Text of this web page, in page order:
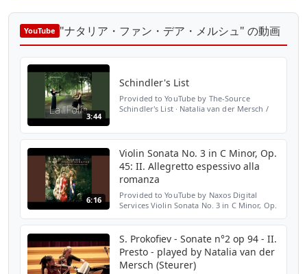
YouTube "ナタリア・ファン・デア・メルシュ" の動画
3:44
Schindler's List
Provided to YouTube by The-Source
Schindler's List · Natalia van der Mersch /
6:16
Violin Sonata No. 3 in C Minor, Op.
45: II. Allegretto espessivo alla
romanza
Provided to YouTube by Naxos Digital
Services Violin Sonata No. 3 in C Minor, Op.
Edvard ...
S. Prokofiev - Sonate n°2 op 94 - II.
Presto - played by Natalia van der
Mersch (Steurer)